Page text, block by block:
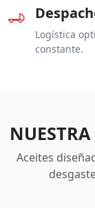
Logística
constante.
Aceites